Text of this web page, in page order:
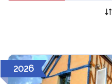
2026